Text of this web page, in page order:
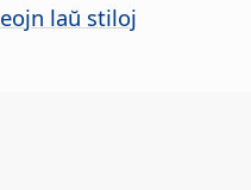
laŭ stiloj